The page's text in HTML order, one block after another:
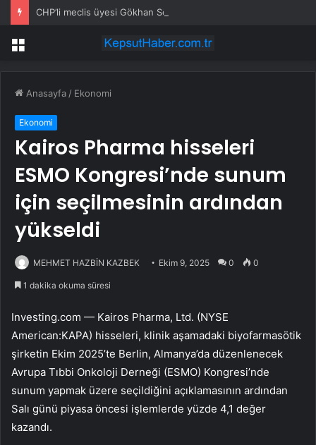
Menü
Anasayfa / Ekonomi
Ekonomi
Kairos Pharma hisseleri
ESMO Kongresi’nde sunum
için seçilmesinin ardından
yükseldi
MEHMET HAZBİN KAZBEK Ekim 9, 2025 0 0
1 dakika okuma süresi
Investing.com — Kairos Pharma, Ltd. (NYSE
American:KAPA) hisseleri, klinik aşamadaki biyofarmasötik
şirketin Ekim 2025’te Berlin, Almanya’da düzenlenecek
Avrupa Tıbbi Onkoloji Derneği (ESMO) Kongresi’nde
sunum yapmak üzere seçildiğini açıklamasının ardından
Salı günü piyasa öncesi işlemlerde yüzde 4,1 değer
kazandı.